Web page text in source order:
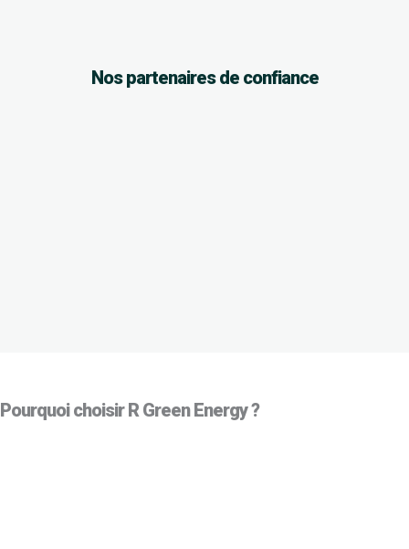
Nos partenaires de confiance
Pourquoi choisir R Green Energy ?